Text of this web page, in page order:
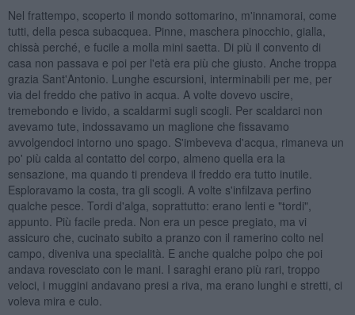
Nel frattempo, scoperto il mondo sottomarino, m'innamorai, come
tutti, della pesca subacquea. Pinne, maschera pinocchio, gialla,
chissà perché, e fucile a molla mini saetta. Di più il convento di
casa non passava e poi per l'età era più che giusto. Anche troppa
grazia Sant'Antonio. Lunghe escursioni, interminabili per me, per
via del freddo che pativo in acqua. A volte dovevo uscire,
tremebondo e livido, a scaldarmi sugli scogli. Per scaldarci non
avevamo tute, indossavamo un maglione che fissavamo
avvolgendoci intorno uno spago. S'imbeveva d'acqua, rimaneva un
po' più calda al contatto del corpo, almeno quella era la
sensazione, ma quando ti prendeva il freddo era tutto inutile.
Esploravamo la costa, tra gli scogli. A volte s'infilzava perfino
qualche pesce. Tordi d'alga, soprattutto: erano lenti e "tordi",
appunto. Più facile preda. Non era un pesce pregiato, ma vi
assicuro che, cucinato subito a pranzo con il ramerino colto nel
campo, diveniva una specialità. E anche qualche polpo che poi
andava rovesciato con le mani. I saraghi erano più rari, troppo
veloci, i muggini andavano presi a riva, ma erano lunghi e stretti, ci
voleva mira e culo.